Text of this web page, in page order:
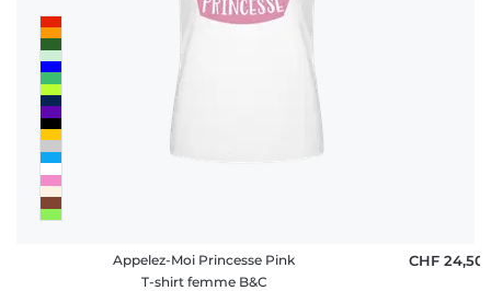
Appelez-Moi Princesse Pink
T-shirt femme B&C
CHF 24,50